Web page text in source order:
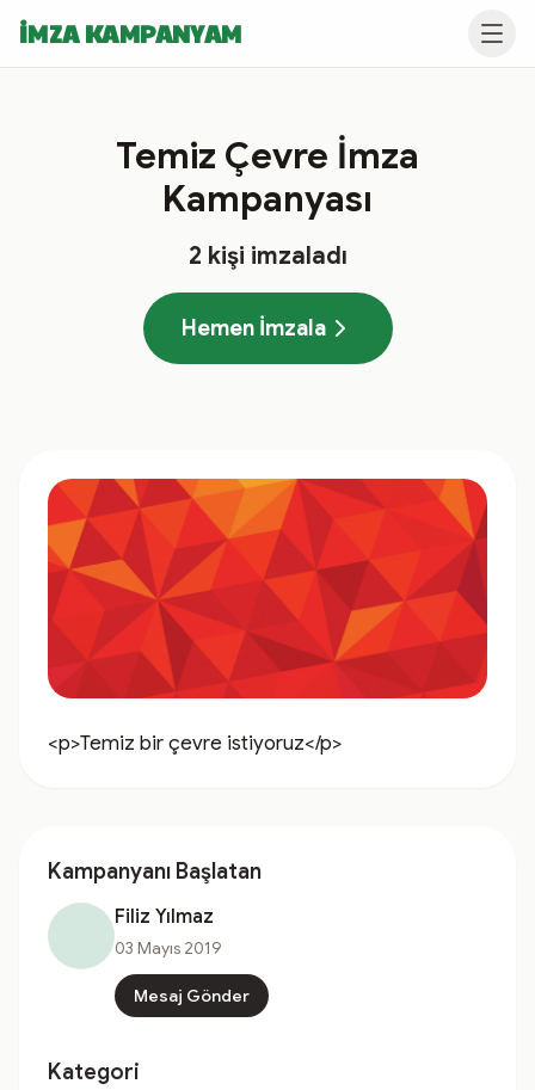
İMZA KAMPANYAM
Temiz Çevre İmza
Kampanyası
2 kişi imzaladı
Hemen İmzala
<p>Temiz bir çevre istiyoruz</p>
Kampanyanı Başlatan
Filiz Yılmaz
03 Mayıs 2019
Mesaj Gönder
Kategori